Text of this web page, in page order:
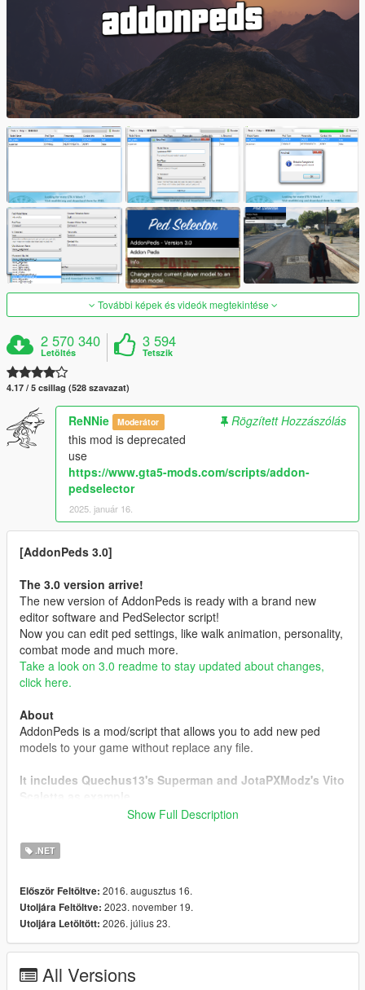
További képek és videók megtekintése
2 570 340
Letöltés
3 594
Tetszik
4.17 / 5 csillag (528 szavazat)
ReNNie Moderátor
Rögzített Hozzászólás
this mod is deprecated
use
https://www.gta5-mods.com/scripts/addon-
pedselector
2025. január 16.
[AddonPeds 3.0]
The 3.0 version arrive!
The new version of AddonPeds is ready with a brand new
editor software and PedSelector script!
Now you can edit ped settings, like walk animation, personality,
combat mode and much more.
Take a look on 3.0 readme to stay updated about changes,
click here.
About
AddonPeds is a mod/script that allows you to add new ped
models to your game without replace any file.
It includes Quechus13's Superman and JotaPXModz's Vito
Last version of Scripthook
Last version of ScripthookVDotNet
AddonPeds 3.0 Read-Me
You must read.
Hotkeys
Show Full Description
.NET
Először Feltöltve: 2016. augusztus 16.
Utoljára Feltöltve: 2023. november 19.
Utoljára Letöltött: 2026. július 23.
All Versions